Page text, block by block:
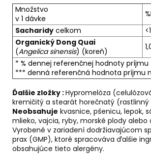
Množstvo
v 1 dávke
Sacharidy celkom
Organický Dong Quai
(Angelica sinensis) (koreň)
* % dennej referenčnej hodnoty príjmu
*** denná referenčná hodnota príjmu
Ďalšie zložky :Hypromelóza
kremičitý a stearát horečnatý (rastlinný
Neobsahuje kvasnice, pšenicu, lepok,
mlieko, vajcia, ryby, morské plody alebo
Vyrobené v zariadení dodržiavajúcom
prax (GMP), ktoré spracováva ďalšie
obsahujúce tieto alergény.